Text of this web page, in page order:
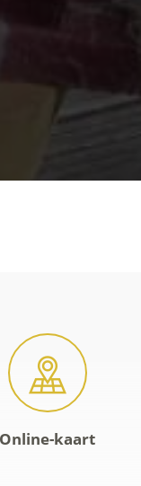
Online-kaart